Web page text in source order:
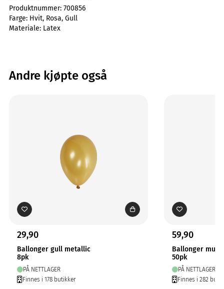
Produktnummer: 700856
Farge: Hvit, Rosa, Gull
Materiale: Latex
Andre kjøpte også
29,90
Ballonger gull metallic
8pk
PÅ NETTLAGER
Finnes i 178 butikker
59,90
Ballonger
50pk
PÅ NETTLAGER
Finnes i 282